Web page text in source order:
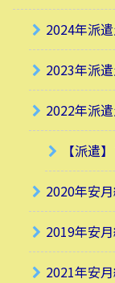
2024年派
2023年派
2022年派
【派遣
2020年安
2019年安
2021年安